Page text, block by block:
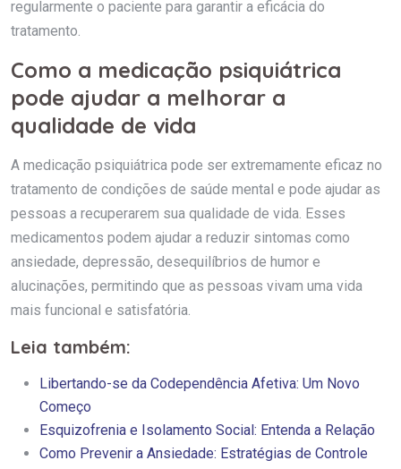
regularmente o paciente para garantir a eficácia do
tratamento.
Como a medicação psiquiátrica
pode ajudar a melhorar a
qualidade de vida
A medicação psiquiátrica pode ser extremamente eficaz no
tratamento de condições de saúde mental e pode ajudar as
pessoas a recuperarem sua qualidade de vida. Esses
medicamentos podem ajudar a reduzir sintomas como
ansiedade, depressão, desequilíbrios de humor e
alucinações, permitindo que as pessoas vivam uma vida
mais funcional e satisfatória.
Leia também:
Libertando-se da Codependência Afetiva: Um Novo
Começo
Esquizofrenia e Isolamento Social: Entenda a Relação
Como Prevenir a Ansiedade: Estratégias de Controle